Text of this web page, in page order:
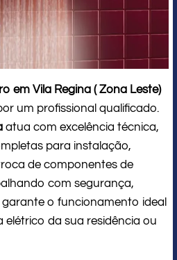
em Vila Regina ( Zona Leste)
um profissional qualificado.
atua com excelência técnica,
para instalação,
de componentes de
com segurança,
garante o funcionamento ideal
da sua residência ou